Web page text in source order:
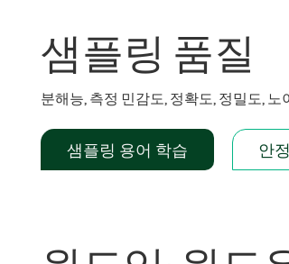
샘플링 품질
분해능, 측정 민감도, 정확도, 정밀도,
샘플링 용어 학습 안